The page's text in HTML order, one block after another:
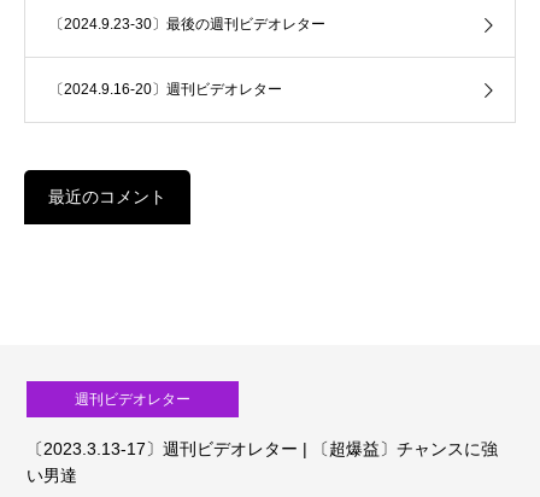
〔2024.9.23-30〕最後の週刊ビデオレター
〔2024.9.16-20〕週刊ビデオレター
最近のコメント
週刊ビデオレター
〔2023.3.13-17〕週刊ビデオレター | 〔超爆益〕チャンスに強
い男達